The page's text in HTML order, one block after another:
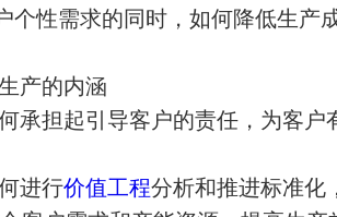
个性需求的同时，如何降低生
产的内涵
承担起引导客户的责任，为客户
进行价值工程分析和推进标准化